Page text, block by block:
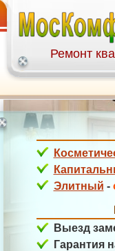
Ремонт
Элитный -
Выезд
Гарантия
пр-зд